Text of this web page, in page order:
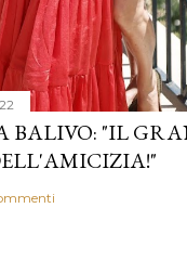
BALIVO: "IL